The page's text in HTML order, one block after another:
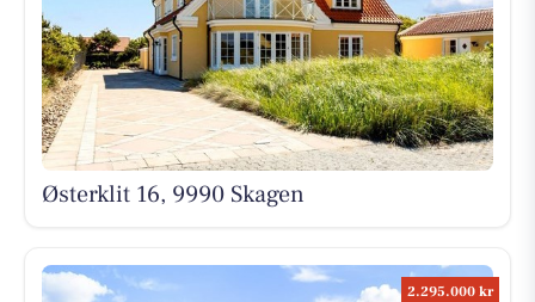
Østerklit 16, 9990 Skagen
2.295.000 kr